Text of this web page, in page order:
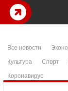
Все новости
Культура
Спорт
Коронавирус